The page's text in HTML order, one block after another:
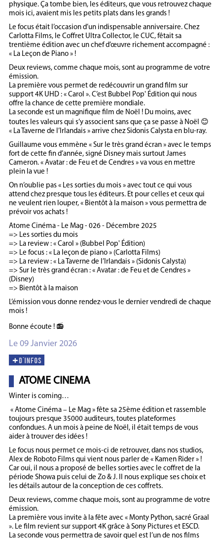
physique. Ça tombe bien, les éditeurs, que vous retrouvez chaque
mois ici, avaient mis les petits plats dans les grands !
Le focus était l’occasion d’un indispensable anniversaire. Chez
Carlotta Films, le Coffret Ultra Collector, le CUC, fêtait sa
trentième édition avec un chef d’œuvre richement accompagné :
« La Leçon de Piano » !
Deux reviews, comme chaque mois, sont au programme de votre
émission.
La première vous permet de redécouvrir un grand film sur
support 4K UHD : « Carol ». C’est Bubbel Pop' Édition qui nous
offre la chance de cette première mondiale.
La seconde est un magnifique film de Noël ! Du moins, avec
toutes les valeurs qui s’y associent sans que ça se passe à Noël 😊
« La Taverne de l’Irlandais » arrive chez Sidonis Calysta en blu-ray.
Guillaume vous emmène « Sur le très grand écran » avec le temps
fort de cette fin d’année, signé Disney mais surtout James
Cameron. « Avatar : de Feu et de Cendres » va vous en mettre
plein la vue !
On n’oublie pas « Les sorties du mois » avec tout ce qui vous
attend chez presque tous les éditeurs. Et pour celles et ceux qui
ne veulent rien louper, « Bientôt à la maison » vous permettra de
prévoir vos achats !
Atome Cinéma - Le Mag - 026 - Décembre 2025
=> Les sorties du mois
=> La review : « Carol » (Bubbel Pop' Édition)
=> Le focus : « La leçon de piano » (Carlotta Films)
=> La review : « La Taverne de l’Irlandais » (Sidonis Calysta)
=> Sur le très grand écran : « Avatar : de Feu et de Cendres »
(Disney)
=> Bientôt à la maison
L’émission vous donne rendez-vous le dernier vendredi de chaque
mois !
Bonne écoute ! 📻
Le 09 Janvier 2026
ATOME CINEMA
Winter is coming…
« Atome Cinéma – Le Mag » fête sa 25ème édition et rassemble
toujours presque 35000 auditeurs, toutes plateformes
confondues. A un mois à peine de Noël, il était temps de vous
aider à trouver des idées !
Le focus nous permet ce mois-ci de retrouver, dans nos studios,
Alex de Roboto Films qui vient nous parler de « Kamen Rider » !
Car oui, il nous a proposé de belles sorties avec le coffret de la
période Showa puis celui de Zo & J. Il nous explique ses choix et
les détails autour de la conception de ces coffrets.
Deux reviews, comme chaque mois, sont au programme de votre
émission.
La première vous invite à la fête avec « Monty Python, sacré Graal
». Le film revient sur support 4K grâce à Sony Pictures et ESCD.
La seconde vous permettra de savoir quel est l’un de nos films